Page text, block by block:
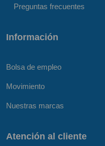
Preguntas frecuentes
Información
Bolsa de empleo
Movimiento
Nuestras marcas
Atención al cliente